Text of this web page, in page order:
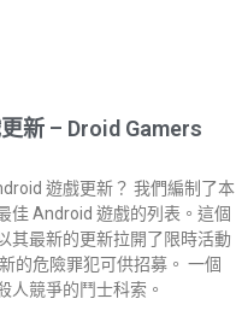
新 – Droid Gamers
遊戲更新？ 我們編制了本
佳 Android 遊戲的列表。這個
其最新的更新拉開了限時活動
的危險罪犯可供招募。 一個
人競爭的鬥士科索。